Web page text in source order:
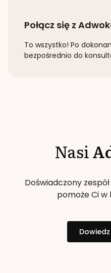
Połącz się z
To wszystko! Po
bezpośrednio do
Nasi
Doświadczony
pomoże Ci w